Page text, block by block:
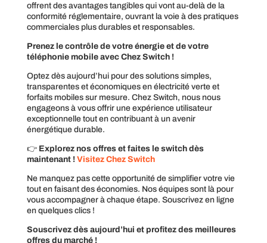
offrent des avantages tangibles qui vont au-delà de la
conformité réglementaire, ouvrant la voie à des pratiques
commerciales plus durables et responsables.
Prenez le contrôle de votre énergie et de votre
téléphonie mobile avec Chez Switch !
Optez dès aujourd’hui pour des solutions simples,
transparentes et économiques en électricité verte et
forfaits mobiles sur mesure. Chez Switch, nous nous
engageons à vous offrir une expérience utilisateur
exceptionnelle tout en contribuant à un avenir
énergétique durable.
👉 Explorez nos offres et faites le switch dès
maintenant ! Visitez Chez Switch
Ne manquez pas cette opportunité de simplifier votre vie
tout en faisant des économies. Nos équipes sont là pour
vous accompagner à chaque étape. Souscrivez en ligne
en quelques clics !
Souscrivez dès aujourd’hui et profitez des meilleures
offres du marché !